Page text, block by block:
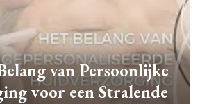
van Persoonlijke
voor een Stralende